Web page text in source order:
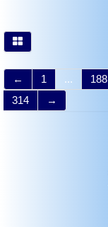
← 1 ... 188
314
→